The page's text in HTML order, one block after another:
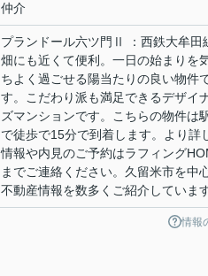
仲介
プランドール六ツ門Ⅱ ：西鉄大牟田
畑にも近くて便利。一日の始まりを
ちよく過ごせる陽当たりの良い物件
す。こだわり派も満足できるデザイ
ズマンションです。こちらの物件は
で徒歩で15分で到着します。より詳
情報や内見のご予約はラフィング
までご連絡ください。久留米市を中
不動産情報を数多くご紹介していま
情報